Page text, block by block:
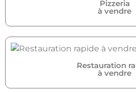
Pizzeria
à vendre
Restauration
à vendre